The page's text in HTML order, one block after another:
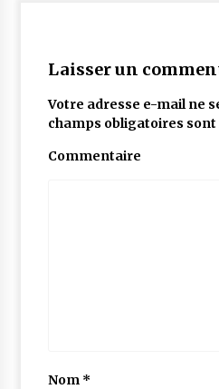
Laisser un
Votre adresse e-mail ne
champs obligatoires sont
Commentaire
Nom *